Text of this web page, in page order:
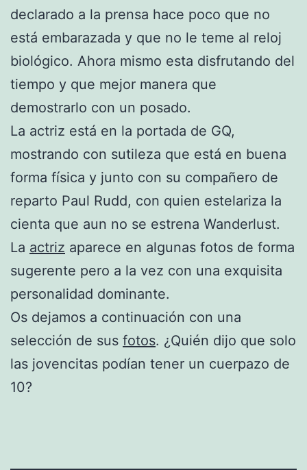
declarado a la prensa hace poco que no
está embarazada y que no le teme al reloj
biológico. Ahora mismo esta disfrutando del
tiempo y que mejor manera que
demostrarlo con un posado.
La actriz está en la portada de GQ,
mostrando con sutileza que está en buena
forma física y junto con su compañero de
reparto Paul Rudd, con quien estelariza la
cienta que aun no se estrena Wanderlust.
La actriz aparece en algunas fotos de forma
sugerente pero a la vez con una exquisita
personalidad dominante.
Os dejamos a continuación con una
selección de sus fotos. ¿Quién dijo que solo
las jovencitas podían tener un cuerpazo de
10?